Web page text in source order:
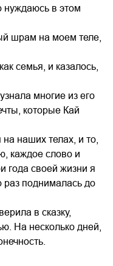
нуждаюсь в этом
шрам на моем теле,
семья, и казалось,
многие из его
которые Кай
наших телах, и то,
каждое слово и
года своей жизни я
раз поднималась до
в сказку,
На несколько дней,